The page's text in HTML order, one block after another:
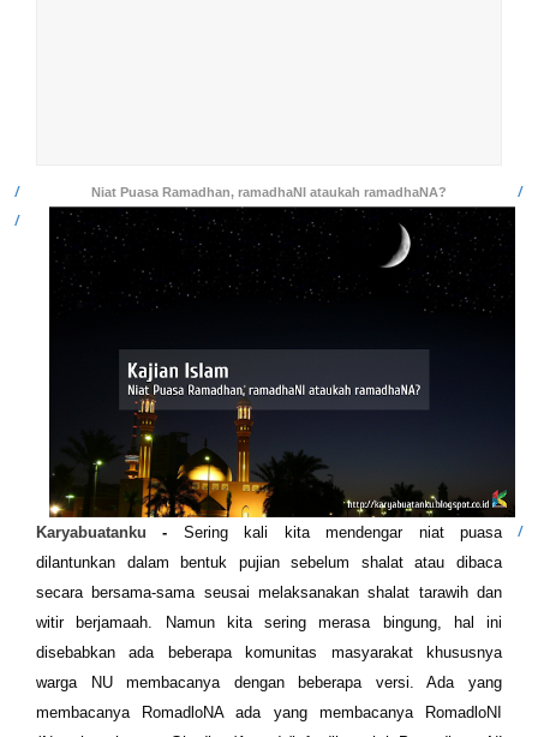
Niat Puasa Ramadhan, ramadhaNI ataukah ramadhaNA?
Karyabuatanku - Sering kali kita mendengar niat puasa
dilantunkan dalam bentuk pujian sebelum shalat atau dibaca
secara bersama-sama seusai melaksanakan shalat tarawih dan
witir berjamaah. Namun kita sering merasa bingung, hal ini
disebabkan ada beberapa komunitas masyarakat khususnya
warga NU membacanya dengan beberapa versi. Ada yang
membacanya RomadloNA ada yang membacanya RomadloNI